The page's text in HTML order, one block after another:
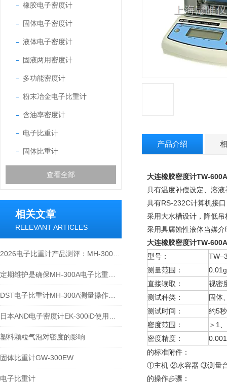
橡胶电子密度计
固体电子密度计
液体电子密度计
固液两用密度计
多功能密度计
粉末冶金电子比重计
含油率密度计
电子比重计
固体比重计
查看全部
相关文章
RELEVANT ARTICLES
塑料颗粒气泡对密度的影响
固体比重计GW-300EW
电子比重计
产品介绍
大连橡胶密度计TW-600A
具有温度补偿设定、溶
具有RS-232C计算机接
采用大水槽设计，降低
采用具腐蚀性液体当媒
大连橡胶密度计TW-600A
型号：
测量范围：
直接读取：
视密
测试种类：
固体
测试时间：
约5秒
密度范围：
＞1
密度精度：
的标准附件：
①主机 ②水容器 ③测量
的操作步骤：